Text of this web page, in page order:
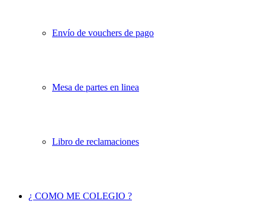
Envío de vouchers de pago
Mesa de partes en linea
Libro de reclamaciones
¿ COMO ME COLEGIO ?